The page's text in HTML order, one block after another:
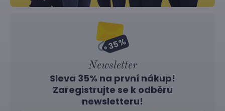
Newsletter
Sleva 35% na první nákup!
Zaregistrujte se k odběru
newsletteru!